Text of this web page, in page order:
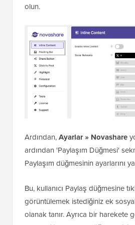
olun.
Ardından,Ayarlar » Novashare
ardından 'Paylaşım Düğmesi'
Paylaşım düğmesinin ayarlarını
Bu, kullanıcı Paylaş düğmesine
görüntülemek istediğiniz ek
olanak tanır. Ayrıca bir harekete